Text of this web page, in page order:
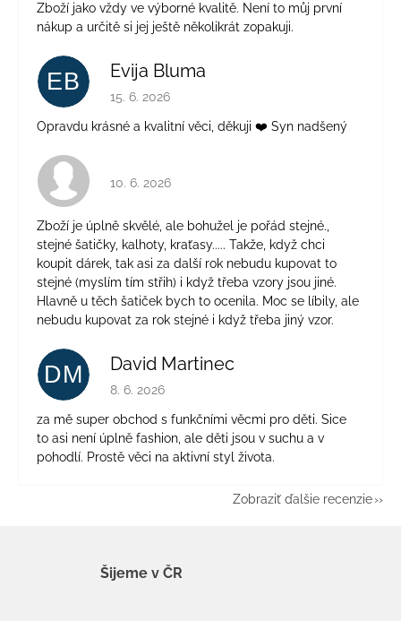
Zboží jako vždy ve výborné kvalitě. Není to můj první
nákup a určitě si jej ještě několikrát zopakuji.
EB Evija Bluma
Hodnotenie obchodu je 5 z 5 hviezdičiek.
15. 6. 2026
Opravdu krásné a kvalitní věci, děkuji ❤️ Syn nadšený
Hodnotenie obchodu je 4 z 5 hviezdičiek.
10. 6. 2026
Zboží je úplně skvělé, ale bohužel je pořád stejné.,
stejné šatičky, kalhoty, kraťasy..... Takže, když chci
koupit dárek, tak asi za další rok nebudu kupovat to
stejné (myslím tím střih) i když třeba vzory jsou jiné.
Hlavně u těch šatiček bych to ocenila. Moc se líbily, ale
nebudu kupovat za rok stejné i když třeba jiný vzor.
DM David Martinec
Hodnotenie obchodu je 5 z 5 hviezdičiek.
8. 6. 2026
za mě super obchod s funkčními věcmi pro děti. Sice
to asi není úplně fashion, ale děti jsou v suchu a v
pohodlí. Prostě věci na aktivní styl života.
Zobraziť ďalšie recenzie
Šijeme v ČR